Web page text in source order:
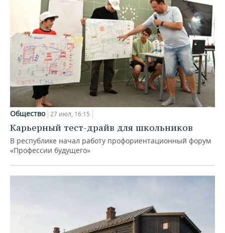
Общество 27 июл, 16:15
Карьерный тест-драйв для школьников
В республике начал работу профориентационный форум
«Профессии будущего»